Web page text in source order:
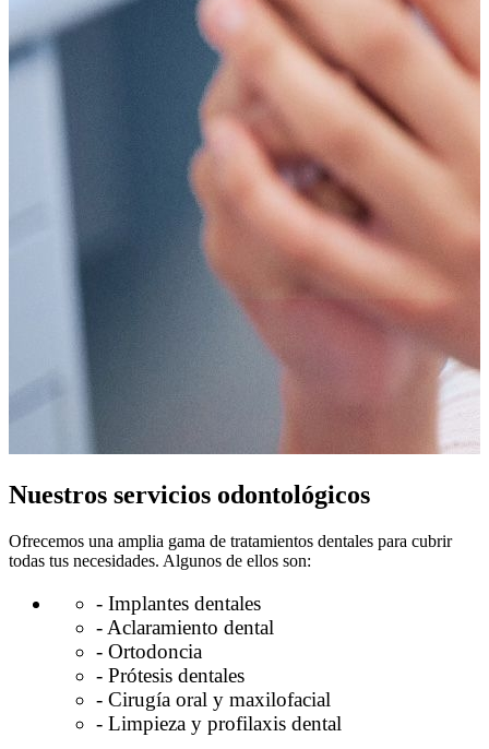
Nuestros servicios odontológicos
Ofrecemos una amplia gama de tratamientos dentales para cubrir
todas tus necesidades. Algunos de ellos son:
- Implantes dentales
- Aclaramiento dental
- Ortodoncia
- Prótesis dentales
- Cirugía oral y maxilofacial
- Limpieza y profilaxis dental